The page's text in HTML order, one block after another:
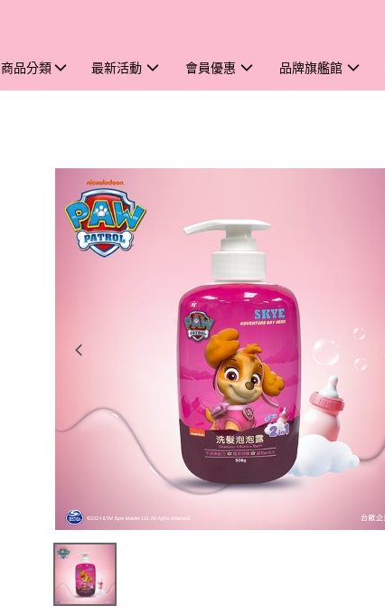
商品分類 最新活動 會員優惠 品牌旗艦館